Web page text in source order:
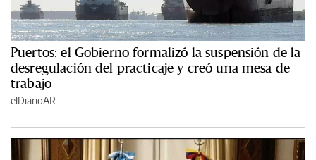
Puertos: el Gobierno formalizó la suspensión de la
desregulación del practicaje y creó una mesa de
trabajo
elDiarioAR